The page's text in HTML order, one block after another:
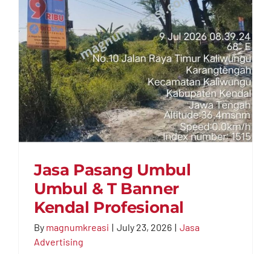
Jasa Pasang Umbul
Jasa Pasang Umbul
Umbul & T Banner
Kendal Profesional
By magnumkreasi | July 23, 2026 | Jasa
Advertising